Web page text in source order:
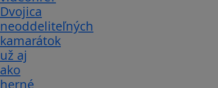
Dvojica
neoddeliteľných
kamarátok
už aj
ako
herné